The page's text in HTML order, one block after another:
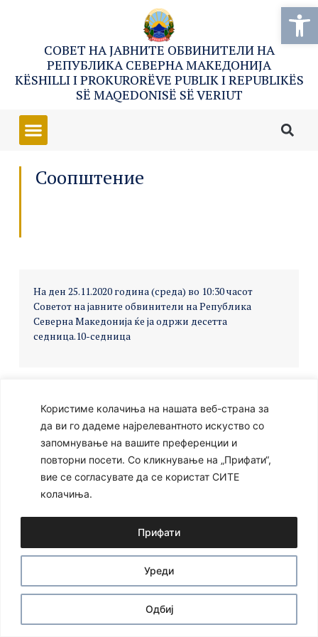
Користиме колачиња на нашата веб-страна за
да ви го дадеме најрелевантното искуство со
запомнување на вашите преференции и
повторни посети. Со кликнување на „Прифати“,
вие се согласувате да се користат СИТЕ
колачиња.
Уреди
Одбиј
Прифати
СОВЕТ НА ЈАВНИТЕ ОБВИНИТЕЛИ НА
РЕПУБЛИКА СЕВЕРНА МАКЕДОНИЈА
KËSHILLI I PROKURORËVE PUBLIK I REPUBLIKËS
SË MAQEDONISË SË VERIUT
Соопштение
На ден 25.11.2020 година (среда) во 10:30 часот
Советот на јавните обвинители на Република
Северна Македонија ќе ја одржи десетта
седница.10-седница
Ⓒ 2024 – Сите права се задржани Developed by: